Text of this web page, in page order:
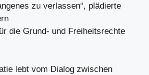
zu verlassen“, plädierte
die Grund- und Freiheitsrechte
lebt vom Dialog zwischen